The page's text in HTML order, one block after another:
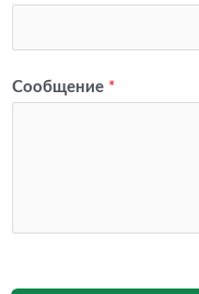
Сообщение *